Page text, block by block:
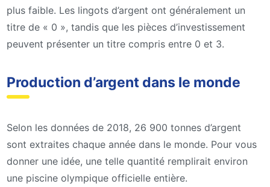
plus faible. Les lingots d’argent ont généralement un
titre de « 0 », tandis que les pièces d’investissement
peuvent présenter un titre compris entre 0 et 3.
Production d’argent dans le monde
Selon les données de 2018, 26 900 tonnes d’argent
sont extraites chaque année dans le monde. Pour vous
donner une idée, une telle quantité remplirait environ
une piscine olympique officielle entière.